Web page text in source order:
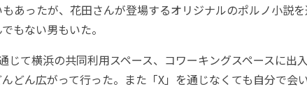
あったが、花田さんが登場するオリジナルのポルノ小説
もない男もいた。
じて横浜の共同利用スペース、コワーキングスペースに出
どん広がって行った。また「X」を通じなくても自分で会